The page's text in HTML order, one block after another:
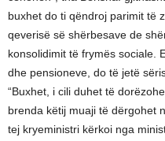
buxhet do ti qëndroj parimit të
qeverisë së shërbesave de
konsolidimit të frymës sociale.
dhe pensioneve, do të jetë
“Buxhet, i cili duhet të
brenda këtij muaji të dërgohet
tej kryeministri kërkoi nga